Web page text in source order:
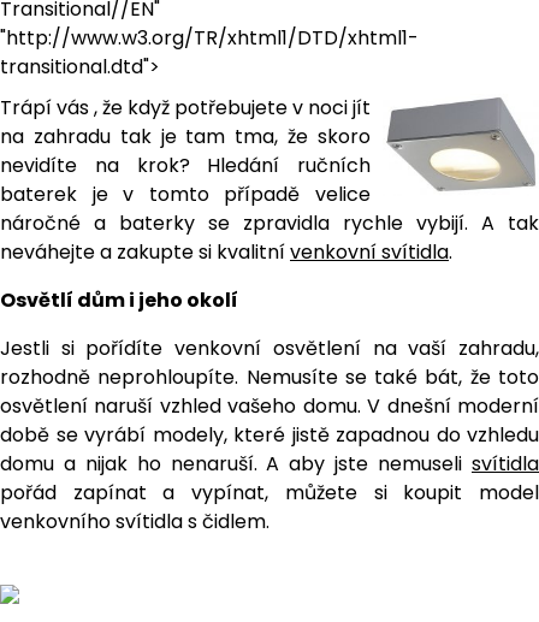
Transitional//EN"
"http://www.w3.org/TR/xhtml1/DTD/xhtml1-
transitional.dtd">
Trápí vás , že když potřebujete v noci jít
na zahradu tak je tam tma, že skoro
nevidíte na krok? Hledání ručních
baterek je v tomto případě velice
náročné a baterky se zpravidla rychle vybijí. A tak
neváhejte a zakupte si kvalitnívenkovní svítidla.
Osvětlí dům i jeho okolí
Jestli si pořídíte venkovní osvětlení na vaší zahradu,
rozhodně neprohloupíte. Nemusíte se také bát, že toto
osvětlení naruší vzhled vašeho domu. V dnešní moderní
době se vyrábí modely, které jistě zapadnou do vzhledu
domu a nijak ho nenaruší. A aby jste nemuseli svítidla
pořád zapínat a vypínat, můžete si koupit model
venkovního svítidla s čidlem.